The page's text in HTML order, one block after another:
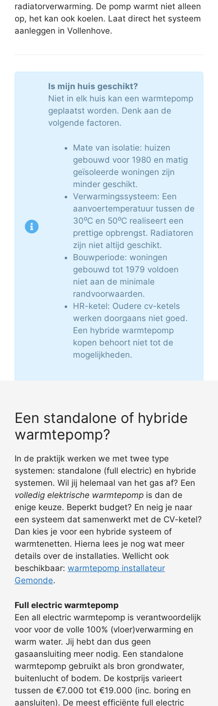
radiatorverwarming. De pomp warmt niet alleen
op, het kan ook koelen. Laat direct het systeem
aanleggen in Vollenhove.
Is mijn huis geschikt?
Niet in elk huis kan een warmtepomp
geplaatst worden. Denk aan de
volgende factoren.
Mate van isolatie: huizen
gebouwd voor 1980 en matig
geïsoleerde woningen zijn
minder geschikt.
Verwarmingssysteem: Een
aanvoertemperatuur tussen de
30⁰C en 50⁰C realiseert een
prettige opbrengst. Radiatoren
zijn niet altijd geschikt.
Bouwperiode: woningen
gebouwd tot 1979 voldoen
niet aan de minimale
randvoorwaarden.
HR-ketel: Oudere cv-ketels
werken doorgaans niet goed.
Een hybride warmtepomp
kopen behoort niet tot de
mogelijkheden.
Een standalone of hybride
warmtepomp?
In de praktijk werken we met twee type
systemen: standalone (full electric) en hybride
systemen. Wil jij helemaal van het gas af? Een
volledig elektrische warmtepomp is dan de
enige keuze. Beperkt budget? En neig je naar
een systeem dat samenwerkt met de CV-ketel?
Dan kies je voor een hybride systeem of
warmtenetten. Hierna lees je nog wat meer
details over de installaties. Wellicht ook
beschikbaar: warmtepomp installateur
Gemonde.
Full electric warmtepomp
Een all electric warmtepomp is verantwoordelijk
voor voor de volle 100% (vloer)verwarming en
warm water. Jij hebt dan dus geen
gasaansluiting meer nodig. Een standalone
warmtepomp gebruikt als bron grondwater,
buitenlucht of bodem. De kostprijs varieert
tussen de €7.000 tot €19.000 (inc. boring en
aansluiten). De meest efficiënte full electric